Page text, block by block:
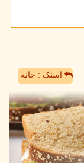
اسنک : خانه